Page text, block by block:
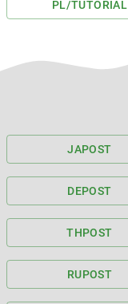
PL/TUTORIAL
JAPOST
DEPOST
THPOST
RUPOST